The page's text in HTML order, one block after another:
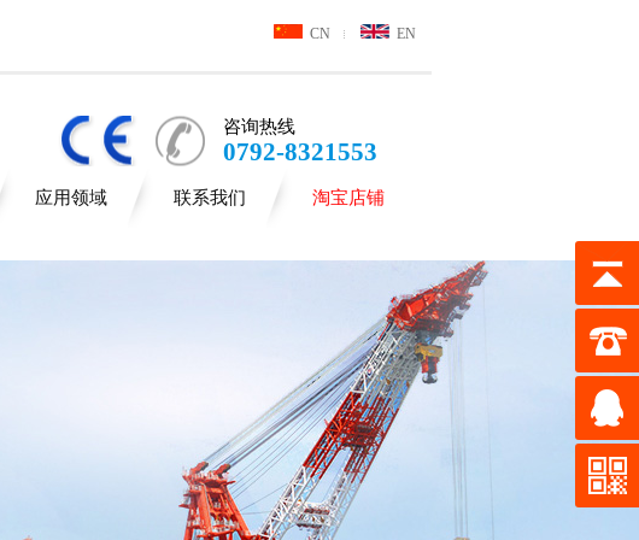
CN EN
咨询热线
0792-8321553
应用领域 联系我们 淘宝店铺